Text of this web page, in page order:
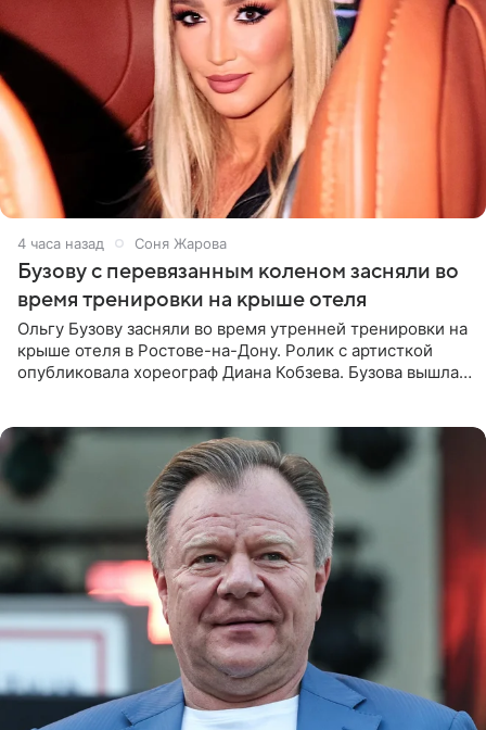
4 часа назад Соня Жарова
Бузову с перевязанным коленом засняли во
время тренировки на крыше отеля
Ольгу Бузову засняли во время утренней тренировки на
крыше отеля в Ростове-на-Дону. Ролик с артисткой
опубликовала хореограф Диана Кобзева. Бузова вышла